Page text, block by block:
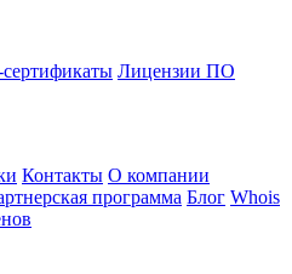
сертификаты Лицензии ПО
Контакты О компании
программа Блог Whois